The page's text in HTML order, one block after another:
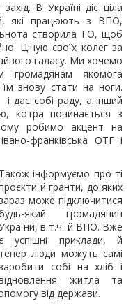
В Україні діє ціла
які працюють з ВПО,
створила ГО, щоб
Ціную своїх колег за
галасу. Ми хочемо
громадянам якомога
знову стати на ноги.
дає собі раду, а інший
котра починається з
Тому робимо акцент на
франківська ОТГ і
Також інформуємо про ті
й гранти, до яких
може підключитися
який громадянин
в т.ч. й ВПО. Вже
успішні приклади, й
тепер люди можуть самі
собі на хліб і
житла та
від держави.